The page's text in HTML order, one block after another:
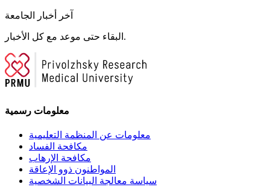
آخر أخبار الجامعة
البقاء حتى موعد مع كل الأخبار.
معلومات رسمية
معلومات عن المنظمة التعليمية
مكافحة الفساد
مكافحة الإرهاب
المواطنون ذوو الإعاقة
سياسة معالجة البيانات الشخصية